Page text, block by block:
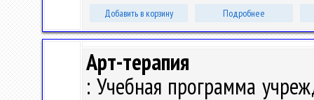
Добавить в корзину Подробнее
Арт-терапия
: Учебная программа